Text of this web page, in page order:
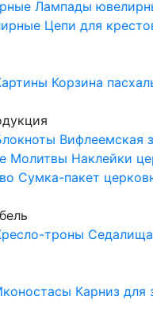
Лампады
Цепи для
Корзина
Вифлеемская
Молитвы Наклейки
Сумка-пакет
троны Седалища
Карниз для